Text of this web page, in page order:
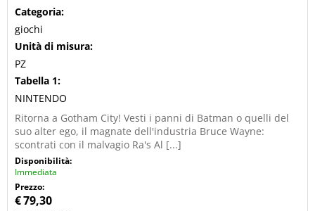
Categoria:
giochi
Unità di misura:
PZ
Tabella 1:
NINTENDO
Ritorna a Gotham City! Vesti i panni di Batman o quelli del
suo alter ego, il magnate dell'industria Bruce Wayne:
scontrati con il malvagio Ra's Al [...]
Disponibilità:
Immediata
Prezzo:
€79,30